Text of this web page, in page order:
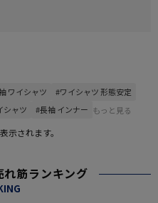
ワイシャツ
#ワイシャツ 形態安定
シャツ #長袖 インナー もっと見る
されます。
筋ランキング